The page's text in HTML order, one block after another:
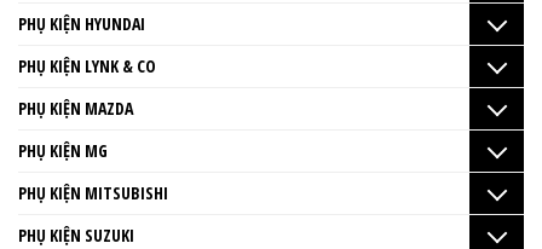
PHỤ KIỆN HYUNDAI
PHỤ KIỆN LYNK & CO
PHỤ KIỆN MAZDA
PHỤ KIỆN MG
PHỤ KIỆN MITSUBISHI
PHỤ KIỆN SUZUKI